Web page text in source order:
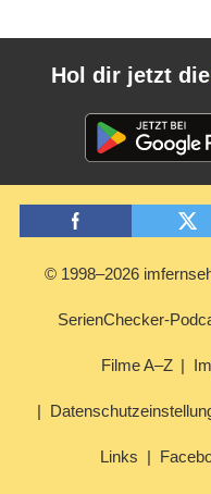
Hol dir jetzt die
© 1998–2026
SerienChecker-
Filme A–Z
Links